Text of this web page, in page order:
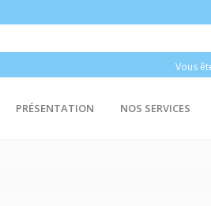
Vous
PRÉSENTATION NOS SERVICES